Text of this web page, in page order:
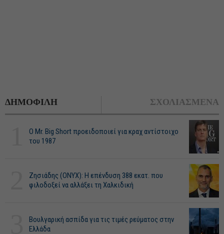
ΔΗΜΟΦΙΛΗ ΣΧΟΛΙΑΣΜΕΝΑ
O Mr. Big Short προειδοποιεί για κραχ αντίστοιχο
του 1987
Ζησιάδης (ONYX): Η επένδυση 388 εκατ. που
φιλοδοξεί να αλλάξει τη Χαλκιδική
Βουλγαρική ασπίδα για τις τιμές ρεύματος στην
Ελλάδα